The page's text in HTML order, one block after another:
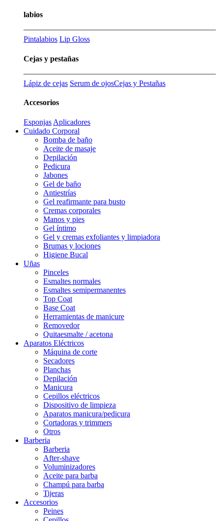
labios
Pintalabios Lip Gloss
Cejas y pestañas
Lápiz de cejas Serum de ojosCejas y Pestañas
Accesorios
Esponjas Aplicadores
Cuidado Corporal
Bomba de baño
Aceite de masaje
Depilación
Pedicura
Jabones
Gel de baño
Antiestrías
Gel reafirmante para busto
Cremas corporales
Manos y pies
Gel íntimo
Gel y cremas exfoliantes y limpiadora
Brumas y lociones
Higiene Bucal
Uñas
Pinceles
Esmaltes normales
Esmaltes semipermanentes
Top Coat
Base Coat
Herramientas de manicure
Removedor
Quitaesmalte / acetona
Aparatos Eléctricos
Máquina de corte
Secadores
Planchas
Depilación
Manicura
Cepillos eléctricos
Dispositivo de limpieza
Aparatos manicura/pedicura
Cortadoras y trimmers
Otros
Barberia
Barberia
After-shave
Voluminizadores
Aceite para barba
Champú para barba
Tijeras
Accesorios
Peines